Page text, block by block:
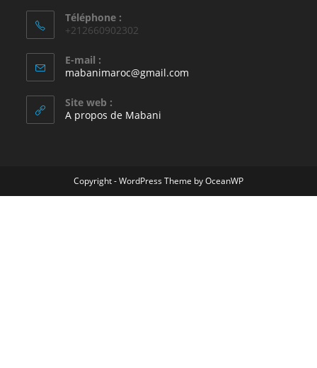
Téléphone :
+212660902302
E-mail :
mabanimaroc@gmail.com
Site web :
A propos de Mabani
Copyright - WordPress Theme by OceanWP